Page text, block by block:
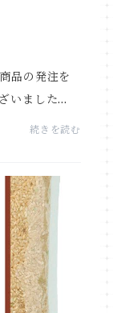
品の発注を
いました
お願い申し
続きを読む